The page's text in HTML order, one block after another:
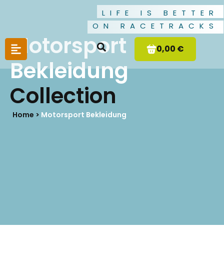
LIFE IS BETTER
ON RACETRACKS
0,00 €
Motorsport
Bekleidung
Collection
Home > Motorsport Bekleidung